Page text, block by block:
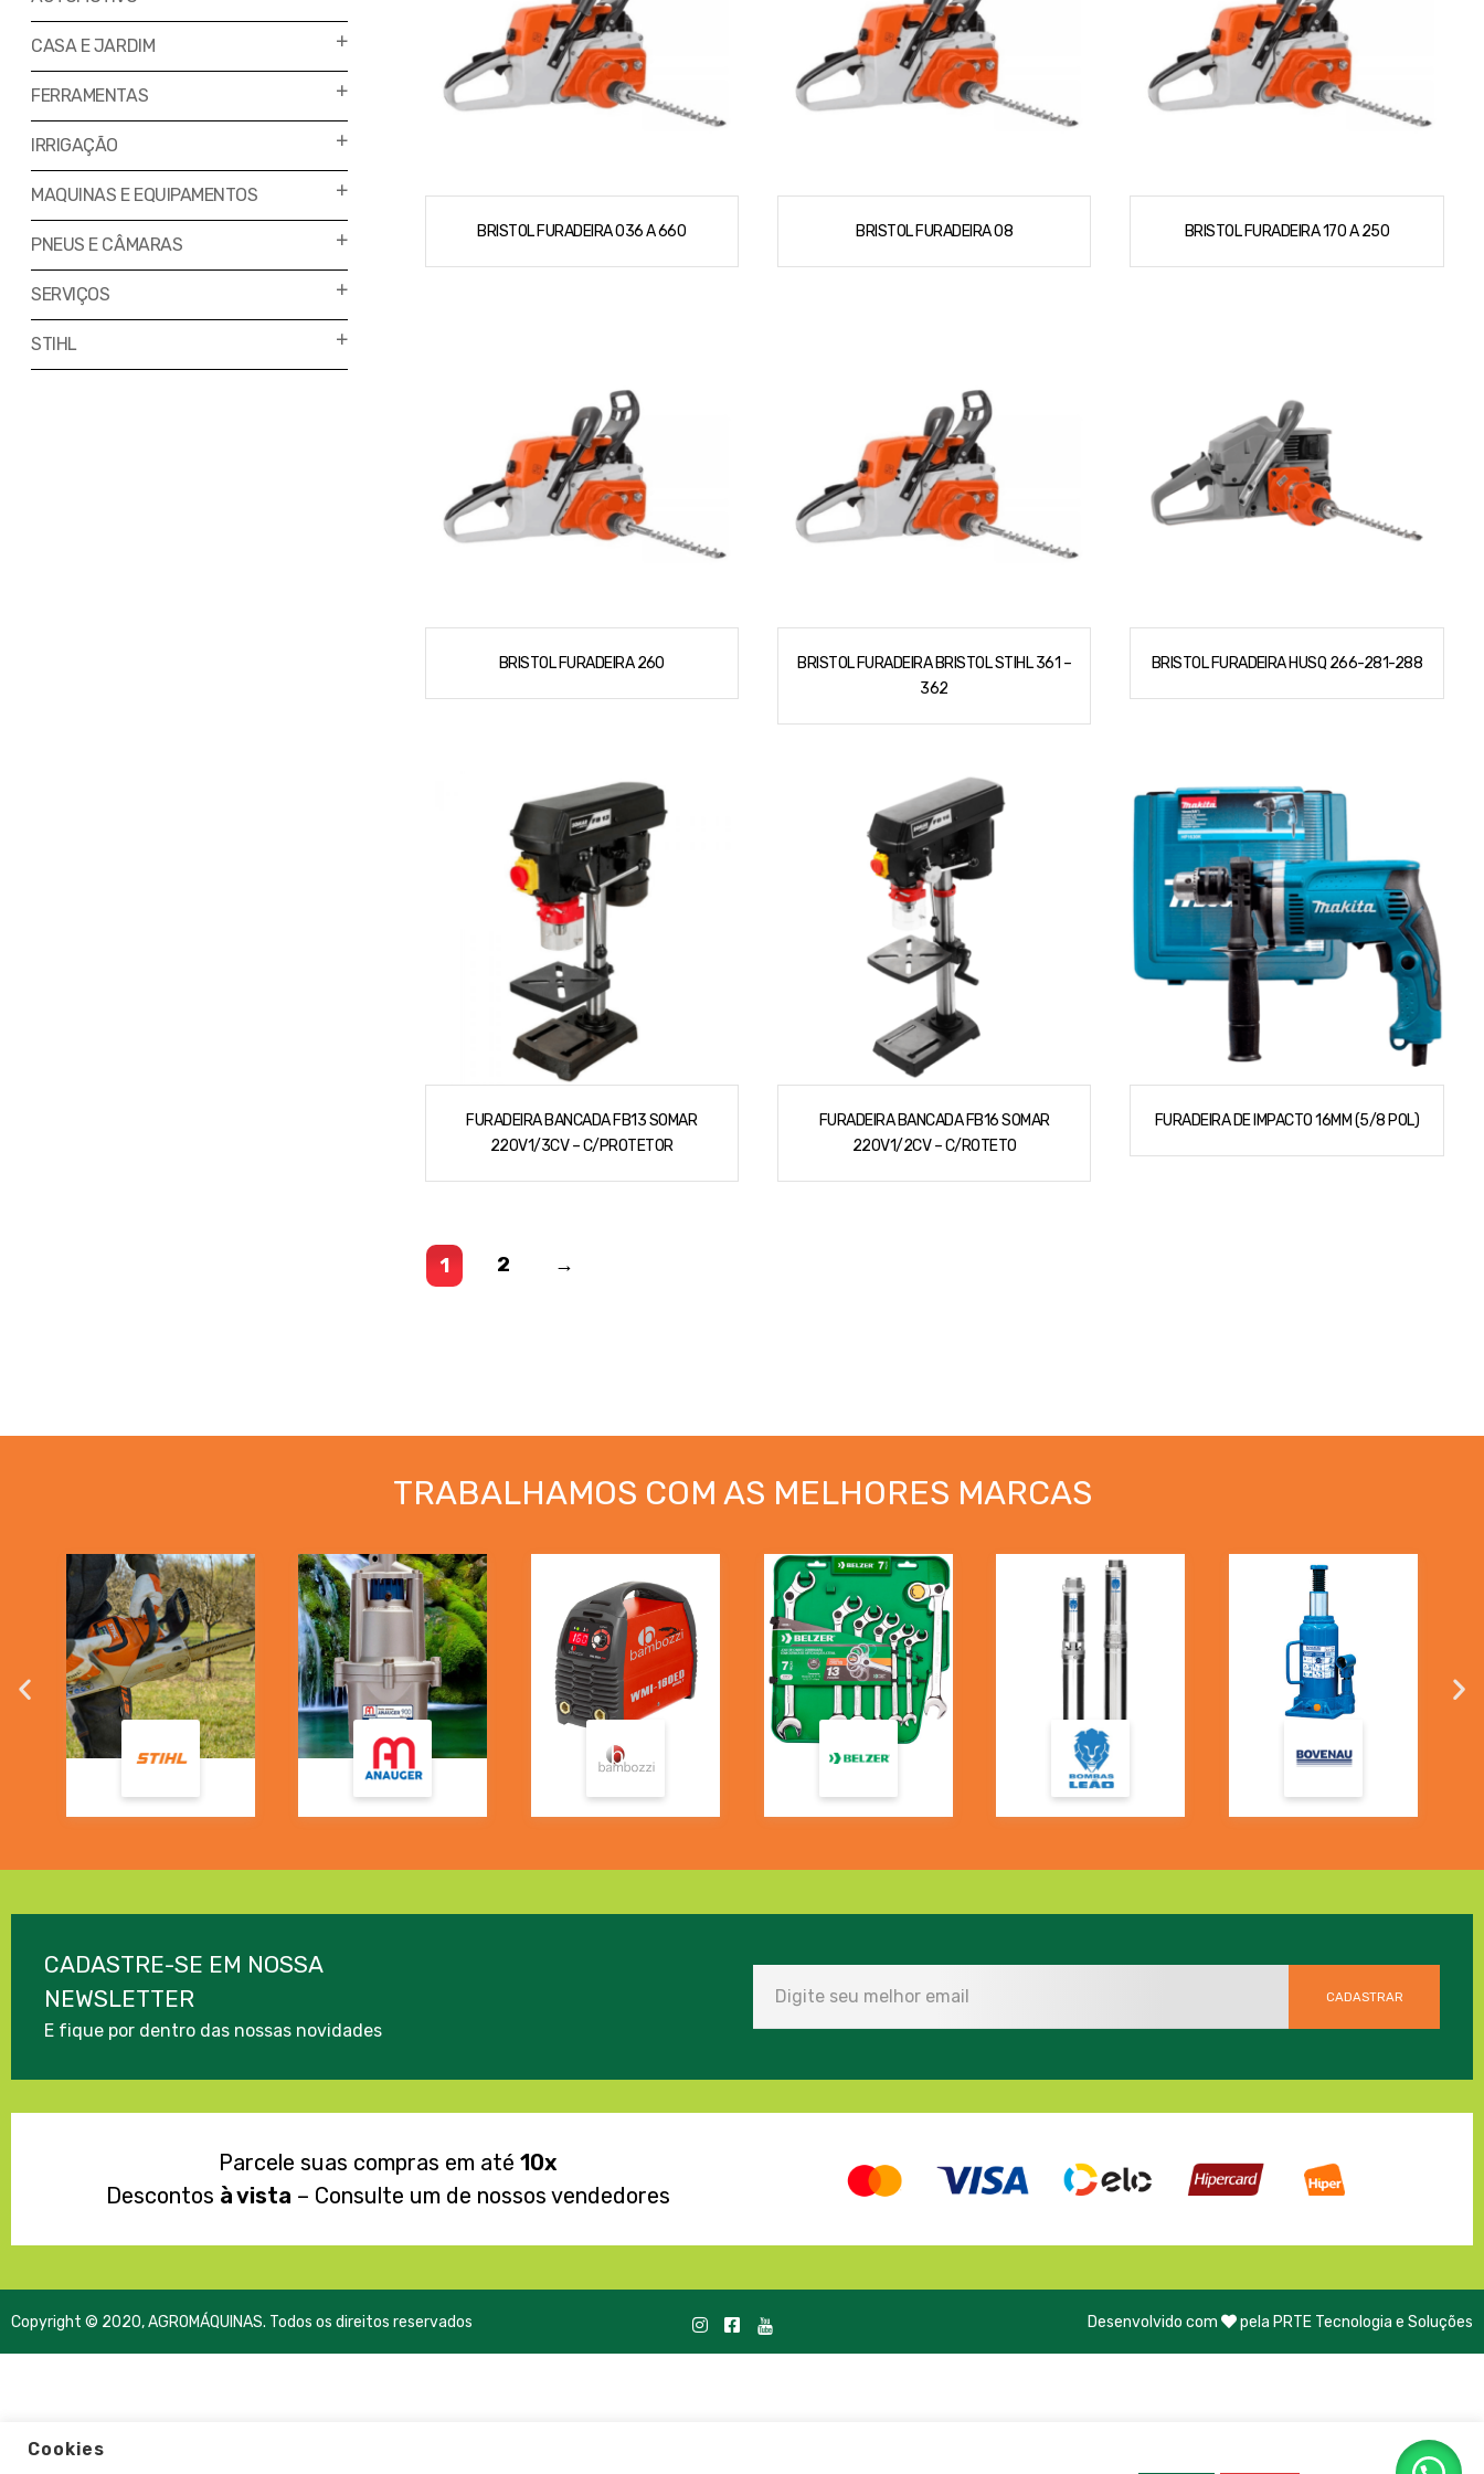
BRISTOL FURADEIRA 036 A 660 BRISTOL FURADEIRA 08 BRISTOL FURADEIRA 170 A 250
BRISTOL FURADEIRA 260
BRISTOL FURADEIRA BRISTOL STIHL 361 –
362
BRISTOL FURADEIRA HUSQ 266-281-288
FURADEIRA BANCADA FB13 SOMAR
220V1/3CV – C/PROTETOR
FURADEIRA BANCADA FB16 SOMAR
220V1/2CV – C/ROTETO
FURADEIRA DE IMPACTO 16MM (5/8 POL)
1 2 →
CASA E JARDIM
FERRAMENTAS
IRRIGAÇÃO
MAQUINAS E EQUIPAMENTOS
PNEUS E CÂMARAS
SERVIÇOS
STIHL
TRABALHAMOS COM AS MELHORES MARCAS
CADASTRE-SE EM NOSSA
NEWSLETTER
E fique por dentro das nossas novidades
Parcele suas compras em até 10x
Descontos à vista – Consulte um de nossos vendedores
Copyright © 2020, AGROMÁQUINAS. Todos os direitos reservados Desenvolvido com pela PRTE Tecnologia e Soluções
Cookies